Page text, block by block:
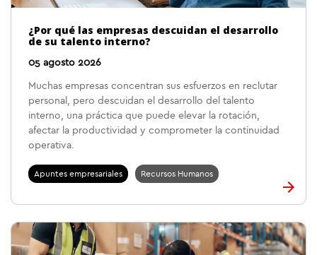
¿Por qué las empresas descuidan el desarrollo
de su talento interno?
05 agosto 2026
Muchas empresas concentran sus esfuerzos en reclutar
personal, pero descuidan el desarrollo del talento
interno, una práctica que puede elevar la rotación,
afectar la productividad y comprometer la continuidad
operativa.
Apuntes empresariales Recursos Humanos